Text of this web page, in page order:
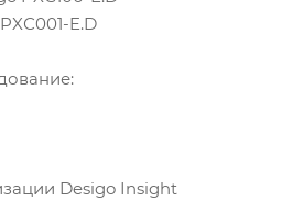
E.D
Desigo Insight